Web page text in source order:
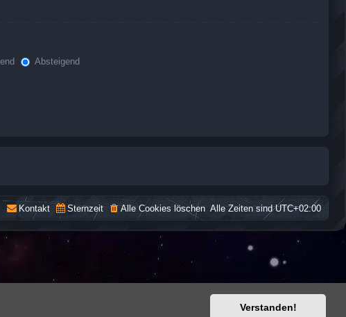
Verstanden!
Absteigend
Alle Zeiten sindUTC+02:00
Alle Cookies löschen
Sternzeit
Kontakt